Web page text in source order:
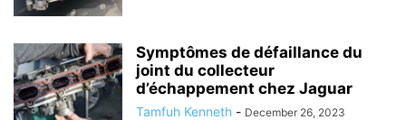
Symptômes de défaillance du
joint du collecteur
d’échappement chez Jaguar
Tamfuh Kenneth - December 26, 2023